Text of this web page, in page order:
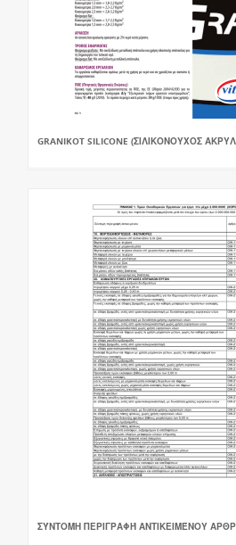
GRANIKOT SILICONE (ΣΙΛΙΚΟΝΟΥΧΟΣ
ΣΎΝΤΟΜΗ ΠΕΡΙΓΡΑΦΉ ΑΝΤΙΚΕΙΜΈΝΟΥ